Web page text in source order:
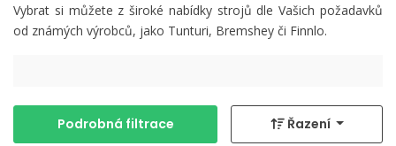
Vybrat si můžete z široké nabídky strojů dle Vašich požadavků
od známých výrobců, jako Tunturi, Bremshey či Finnlo.
Podrobná filtrace Řazení